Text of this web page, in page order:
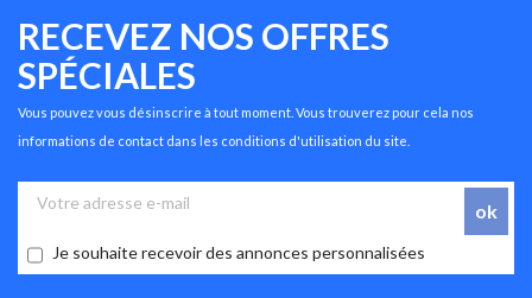
RECEVEZ NOS OFFRES
SPÉCIALES
Vous pouvez vous désinscrire à tout moment. Vous trouverez pour cela nos
informations de contact dans les conditions d'utilisation du site.
Je souhaite recevoir des annonces personnalisées